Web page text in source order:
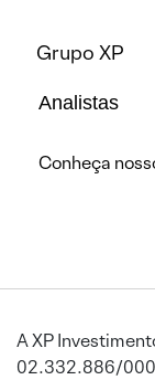
Grupo XP
Analistas
Conheça
A XP
02.332.886/